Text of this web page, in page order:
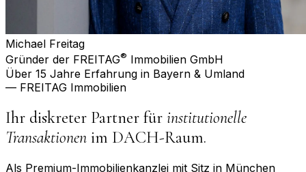
Michael Freitag
Gründer der FREITAG® Immobilien GmbH
Über 15 Jahre Erfahrung in Bayern & Umland
— FREITAG Immobilien
Ihr diskreter Partner für institutionelle
Transaktionen im DACH-Raum.
Als Premium-Immobilienkanzlei mit Sitz in München